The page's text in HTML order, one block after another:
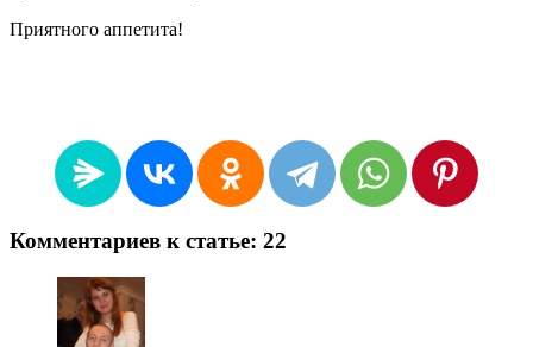
Приятного аппетита!
Комментариев к статье: 22